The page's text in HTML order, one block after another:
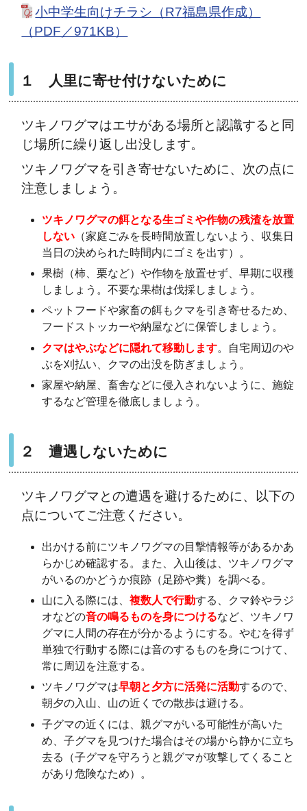
小中学生向けチラシ（R7福島県作成）
（PDF／971KB）
１ 人里に寄せ付けないために
ツキノワグマはエサがある場所と認識すると同
じ場所に繰り返し出没します。
ツキノワグマを引き寄せないために、次の点に
注意しましょう。
ツキノワグマの餌となる生ゴミや作物の残渣を放置
しない （家庭ごみを長時間放置しないよう、収集日
当日の決められた時間内にゴミを出す）。
果樹（柿、栗など）や作物を放置せず、早期に収穫
しましょう。不要な果樹は伐採しましょう。
ペットフードや家畜の餌もクマを引き寄せるため、
フードストッカーや納屋などに保管しましょう。
クマはやぶなどに隠れて移動します。自宅周辺のや
ぶを刈払い、クマの出没を防ぎましょう。
家屋や納屋、畜舎などに侵入されないように、施錠
するなど管理を徹底しましょう。
２ 遭遇しないために
ツキノワグマとの遭遇を避けるために、以下の
点についてご注意ください。
出かける前にツキノワグマの目撃情報等があるかあ
らかじめ確認する。また、入山後は、ツキノワグマ
がいるのかどうか痕跡（足跡や糞）を調べる。
山に入る際には、複数人で行動する、クマ鈴やラジ
オなどの音の鳴るものを身につけるなど、ツキノワ
グマに人間の存在が分かるようにする。やむを得ず
単独で行動する際には音のするものを身につけて、
常に周辺を注意する。
ツキノワグマは早朝と夕方に活発に活動するので、
朝夕の入山、山の近くでの散歩は避ける。
子グマの近くには、親グマがいる可能性が高いた
め、子グマを見つけた場合はその場から静かに立ち
去る（子グマを守ろうと親グマが攻撃してくること
があり危険なため）。